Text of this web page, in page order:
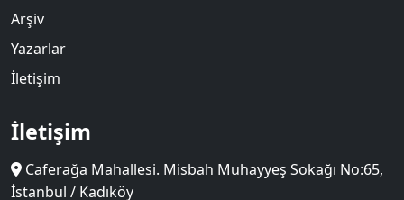
Arşiv
Yazarlar
İletişim
İletişim
Caferağa Mahallesi. Misbah Muhayyeş Sokağı No:65,
İstanbul / Kadıköy